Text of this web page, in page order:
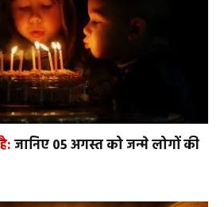
जानिए 05 अगस्त को जन्मे लोगों की